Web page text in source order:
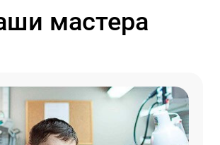
мастера